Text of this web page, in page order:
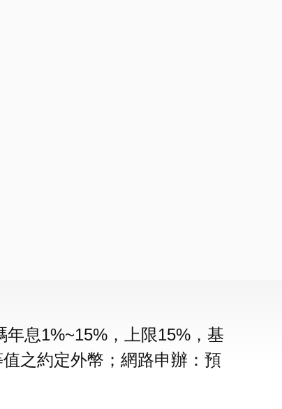
息1%~15%，上限15%，基
之約定外幣；網路申辦：預